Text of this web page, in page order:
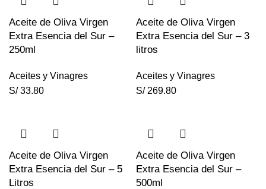
Aceite de Oliva Virgen
Extra Esencia del Sur –
250ml
Aceites y Vinagres
S/33.80
Aceite de Oliva Virgen
Extra Esencia del Sur – 3
litros
Aceites y Vinagres
S/269.80
Aceite de Oliva Virgen
Extra Esencia del Sur – 5
Litros
Aceite de Oliva Virgen
Extra Esencia del Sur –
500ml